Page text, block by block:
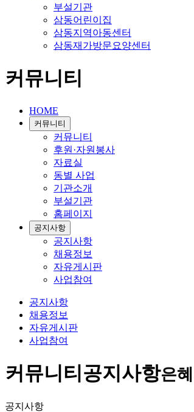
부설기관
삼동어린이집
삼동지역아동센터
삼동재가방문요양센터
커뮤니티
HOME
커뮤니티
커뮤니티
후원·자원봉사
자료실
동별 사업
기관소개
부설기관
홈페이지
공지사항
공지사항
채용정보
자유게시판
사업참여
공지사항
채용정보
자유게시판
사업참여
커뮤니티공지사항은
공지사항